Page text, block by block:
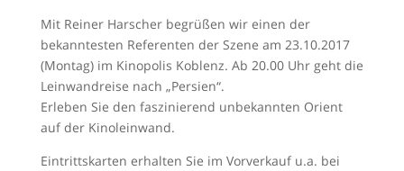
Mit Reiner Harscher begrüßen wir einen der
bekanntesten Referenten der Szene am 23.10.2017
(Montag) im Kinopolis Koblenz. Ab 20.00 Uhr geht die
Leinwandreise nach „Persien“.
Erleben Sie den faszinierend unbekannten Orient
auf der Kinoleinwand.
Eintrittskarten erhalten Sie im Vorverkauf u.a. bei